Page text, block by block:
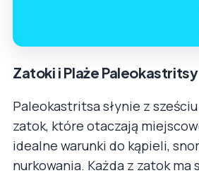
Zatoki i Plaże Paleokastritsy
Paleokastritsa słynie z
zatok, które otaczają
idealne warunki do kąpieli,
nurkowania. Każda z zatok ma